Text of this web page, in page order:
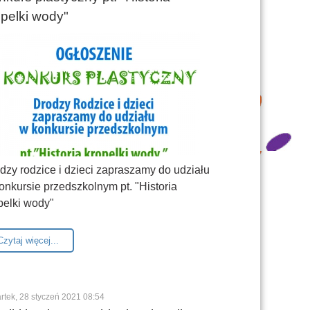
wody"
rodzice i dzieci zapraszamy do udziału
przedszkolnym pt. "Historia
wody"
więcej...
28 styczeń 2021 08:54